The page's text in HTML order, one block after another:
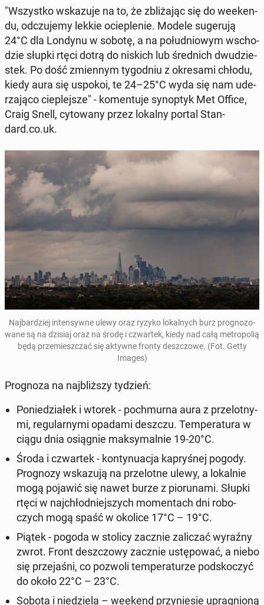
"Wszyst­ko wska­zu­je na to, że zbli­ża­jąc się do week­en­
du, od­czu­je­my lekkie ocie­ple­nie. Modele su­ge­ru­ją
24°C dla Londynu w sobotę, a na po­łu­dnio­wym wscho­
dzie słupki rtęci dotrą do niskich lub śred­nich dwu­dzie­
stek. Po dość zmien­nym ty­go­dniu z okre­sa­mi chłodu,
kiedy aura się uspokoi, te 24–25°C wyda się nam ude­
rza­ją­co cie­plej­sze" - ko­men­tu­je syn­op­tyk Met Office,
Craig Snell, cy­to­wa­ny przez lokalny portal Stan­
dard.co.uk.
Naj­bar­dziej in­ten­syw­ne ulewy oraz ryzyko lo­kal­nych burz pro­gno­zo­
wa­ne są na dzisiaj oraz na środę i czwar­tek, kiedy nad całą me­tro­po­lią
będą prze­miesz­czać się aktywne fronty desz­czo­we. (Fot. Getty
Images)
Pro­gno­za na naj­bliż­szy tydzień:
Po­nie­dzia­łek i wtorek - po­chmur­na aura z prze­lot­ny­
mi, re­gu­lar­ny­mi opadami deszczu. Tem­pe­ra­tu­ra w
ciągu dnia osią­gnie mak­sy­mal­nie 19-20°C.
Środa i czwar­tek - kon­ty­nu­acja ka­pry­śnej pogody.
Pro­gno­zy wska­zu­ją na prze­lot­ne ulewy, a lo­kal­nie
mogą pojawić się nawet burze z pio­ru­na­mi. Słupki
rtęci w naj­chłod­niej­szych mo­men­tach dni ro­bo­
czych mogą spaść w okolice 17°C – 19°C.
Piątek - pogoda w stolicy zacznie za­li­czać wyraźny
zwrot. Front desz­czo­wy zacznie ustę­po­wać, a niebo
się prze­ja­śni, co pozwoli tem­pe­ra­tu­rze pod­sko­czyć
do około 22°C – 23°C.
Sobota i nie­dzie­la – weekend przy­nie­sie upra­gnio­ną